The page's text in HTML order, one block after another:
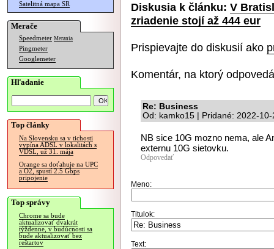
Satelitná mapa SR
Merače
Speedmeter Merania
Pingmeter
Googlemeter
Hľadanie
Top články
Na Slovensku sa v tichosti
vypína ADSL v lokalitách s
VDSL, už 31. mája
Orange sa doťahuje na UPC
a O2, spustí 2.5 Gbps
pripojenie
Top správy
Chrome sa bude
aktualizovať dvakrát
týždenne, v budúcnosti sa
bude aktualizovať bez
reštartov
Diskusia k článku: V
zriadenie stojí až 444 eur
Prispievajte do diskusií ako
Komentár, na ktorý
Re: Business
Od: kamko15 | Pridané: 2022-
NB sice 10G mozno nema, ale
externu 10G sietovku.
Odpovedať
Meno:
Titulok:
Text: